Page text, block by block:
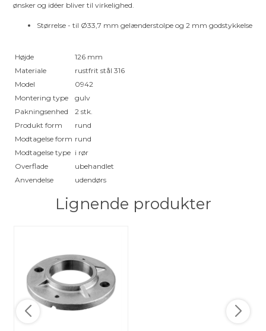
ønsker og idéer bliver til virkelighed.
Størrelse - til Ø33,7 mm gelænderstolpe og 2 mm godstykkelse
Højde
126 mm
Materiale
rustfrit stål 316
Model
0942
Montering type
gulv
Pakningsenhed
2 stk.
Produkt form
rund
Modtagelse form rund
Modtagelse type i rør
Overflade
ubehandlet
Anvendelse
udendørs
Lignende produkter